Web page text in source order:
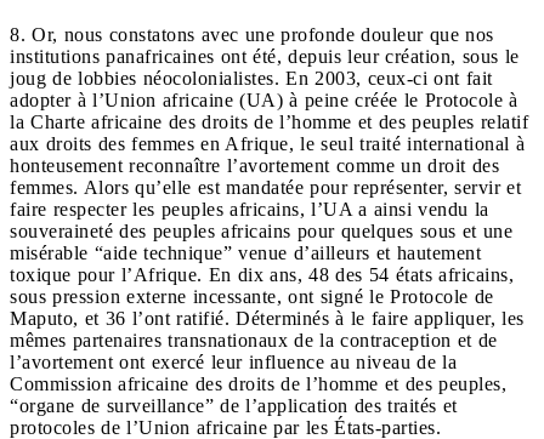
8. Or, nous constatons avec une profonde douleur que nos
institutions panafricaines ont été, depuis leur création, sous le
joug de lobbies néocolonialistes. En 2003, ceux-ci ont fait
adopter à l’Union africaine (UA) à peine créée le Protocole à
la Charte africaine des droits de l’homme et des peuples relatif
aux droits des femmes en Afrique, le seul traité international à
honteusement reconnaître l’avortement comme un droit des
femmes. Alors qu’elle est mandatée pour représenter, servir et
faire respecter les peuples africains, l’UA a ainsi vendu la
souveraineté des peuples africains pour quelques sous et une
misérable “aide technique” venue d’ailleurs et hautement
toxique pour l’Afrique. En dix ans, 48 des 54 états africains,
sous pression externe incessante, ont signé le Protocole de
Maputo, et 36 l’ont ratifié. Déterminés à le faire appliquer, les
mêmes partenaires transnationaux de la contraception et de
l’avortement ont exercé leur influence au niveau de la
Commission africaine des droits de l’homme et des peuples,
“organe de surveillance” de l’application des traités et
protocoles de l’Union africaine par les États-parties.